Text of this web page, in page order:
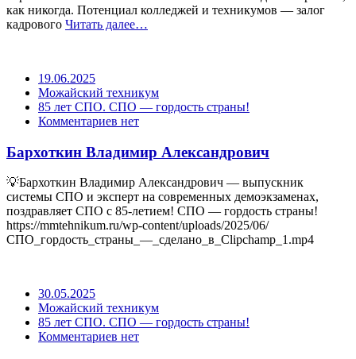
как никогда. Потенциал колледжей и техникумов — залог
кадрового Читать далее…
19.06.2025
Можайский техникум
85 лет СПО. СПО — гордость страны!
Комментариев нет
Бархоткин Владимир Александрович
💡Бархоткин Владимир Александрович — выпускник
системы СПО и эксперт на современных демоэкзаменах,
поздравляет СПО с 85-летием! СПО — гордость страны!
https://mmtehnikum.ru/wp-content/uploads/2025/06/
СПО_гордость_страны_—_сделано_в_Clipchamp_1.mp4
30.05.2025
Можайский техникум
85 лет СПО. СПО — гордость страны!
Комментариев нет